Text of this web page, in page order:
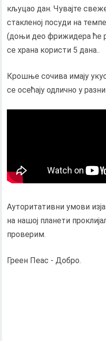
кљуцао дан. Чувајте
стакленој посуди на
(доњи део фрижидера ће
се храна користи 5 дана..
Крошње сочива имају
се осећају одлично у
Ауторитативни умови
на нашој планети
проверим.
Греен Пеас - Добро.